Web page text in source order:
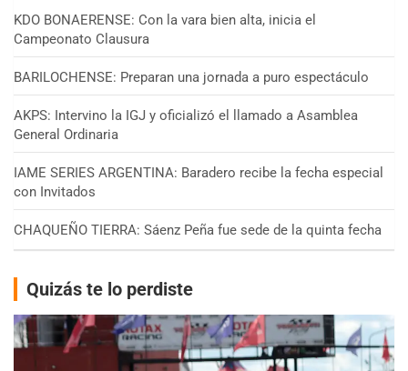
KDO BONAERENSE: Con la vara bien alta, inicia el
Campeonato Clausura
BARILOCHENSE: Preparan una jornada a puro espectáculo
AKPS: Intervino la IGJ y oficializó el llamado a Asamblea
General Ordinaria
IAME SERIES ARGENTINA: Baradero recibe la fecha especial
con Invitados
CHAQUEÑO TIERRA: Sáenz Peña fue sede de la quinta fecha
Quizás te lo perdiste